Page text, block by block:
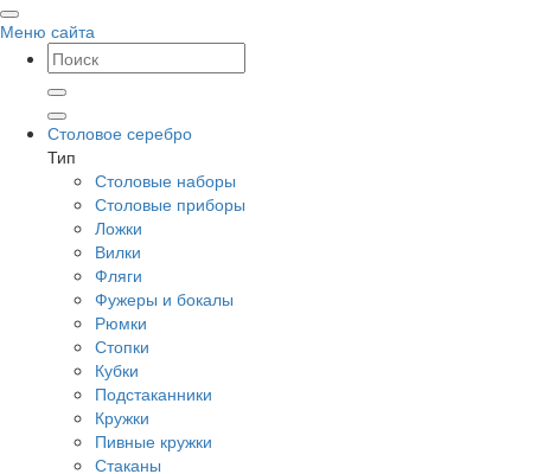
Меню сайта
Столовое серебро
Тип
Столовые наборы
Столовые приборы
Ложки
Вилки
Фляги
Фужеры и бокалы
Рюмки
Стопки
Кубки
Подстаканники
Кружки
Пивные кружки
Стаканы